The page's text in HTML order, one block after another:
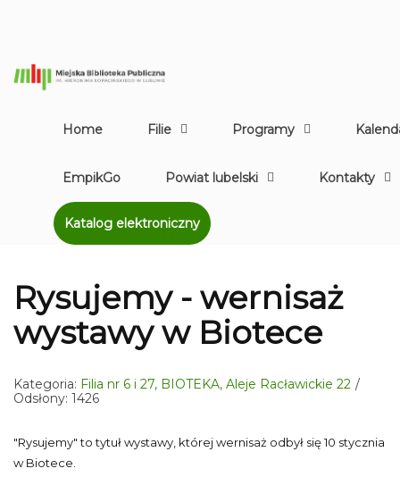
Home Filie Programy
EmpikGo Powiat lubelski Kontakty
Katalog elektroniczny
Rysujemy - wernisaż
wystawy w Biotece
Kategoria: Filia nr 6 i 27, BIOTEKA, Aleje Racławickie 22
Odsłony: 1426
"Rysujemy" to tytuł wystawy, której wernisaż odbył się 10 stycznia
w Biotece.